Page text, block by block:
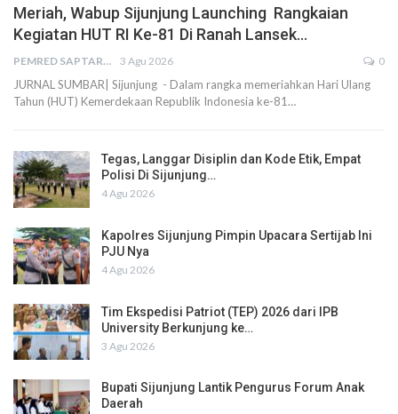
Meriah, Wabup Sijunjung Launching Rangkaian
Kegiatan HUT RI Ke-81 Di Ranah Lansek…
PEMRED SAPTARIUS 3 Agu 2026 0
JURNAL SUMBAR| Sijunjung - Dalam rangka memeriahkan Hari Ulang
Tahun (HUT) Kemerdekaan Republik Indonesia ke-81…
Tegas, Langgar Disiplin dan Kode Etik, Empat
Polisi Di Sijunjung…
4 Agu 2026
Kapolres Sijunjung Pimpin Upacara Sertijab Ini
PJU Nya
4 Agu 2026
Tim Ekspedisi Patriot (TEP) 2026 dari IPB
University Berkunjung ke…
3 Agu 2026
Bupati Sijunjung Lantik Pengurus Forum Anak
Daerah